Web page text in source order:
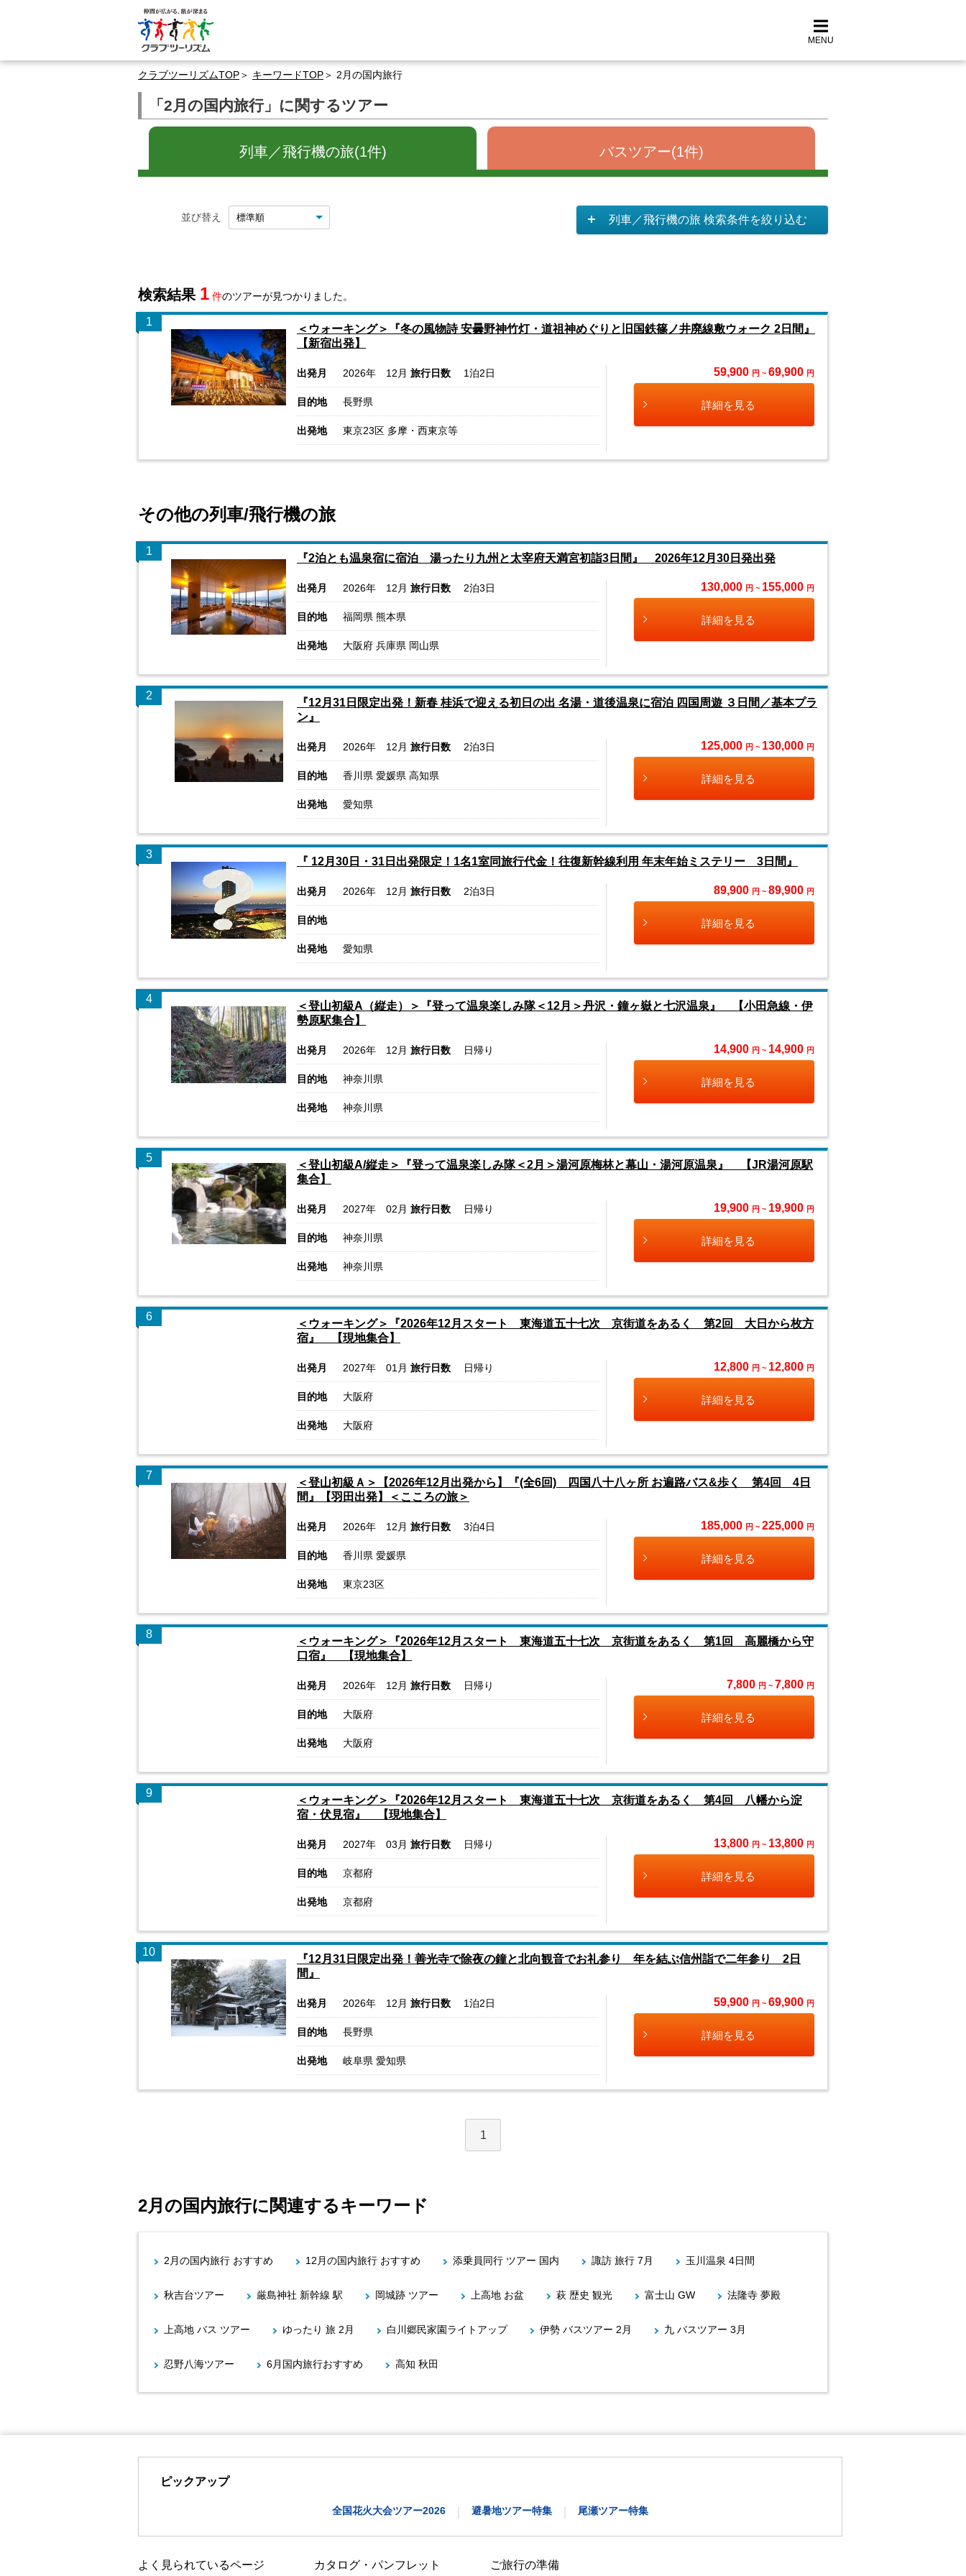
MENU
クラブツーリズムTOP キーワードTOP 2月の国内旅行
「2月の国内旅行」に関するツアー
列車／飛行機の旅(1件) バスツアー(1件)
並び替え 列車／飛行機の旅 検索条件を絞り込む
検索結果 1 件のツアーが見つかりました。
1
＜ウォーキング＞『冬の風物詩 安曇野神竹灯・道祖神めぐりと旧国鉄篠ノ井廃線敷ウォーク 2日間』
【新宿出発】
出発月 2026年 12月 旅行日数 1泊2日
目的地 長野県
出発地 東京23区 多摩・西東京等
59,900 円 ~ 69,900 円
詳細を見る
その他の列車/飛行機の旅
1
『2泊とも温泉宿に宿泊 湯ったり九州と太宰府天満宮初詣3日間』 2026年12月30日発出発
出発月 2026年 12月 旅行日数 2泊3日
目的地 福岡県 熊本県
出発地 大阪府 兵庫県 岡山県
130,000 円 ~ 155,000 円
詳細を見る
2
『12月31日限定出発！新春 桂浜で迎える初日の出 名湯・道後温泉に宿泊 四国周遊 ３日間／基本プラ
ン』
出発月 2026年 12月 旅行日数 2泊3日
目的地 香川県 愛媛県 高知県
出発地 愛知県
125,000 円 ~ 130,000 円
詳細を見る
3
『 12月30日・31日出発限定！1名1室同旅行代金！往復新幹線利用 年末年始ミステリー 3日間』
出発月 2026年 12月 旅行日数 2泊3日
目的地
出発地 愛知県
89,900 円 ~ 89,900 円
詳細を見る
4
＜登山初級A（縦走）＞『登って温泉楽しみ隊＜12月＞丹沢・鐘ヶ嶽と七沢温泉』 【小田急線・伊
勢原駅集合】
出発月 2026年 12月 旅行日数 日帰り
目的地 神奈川県
出発地 神奈川県
14,900 円 ~ 14,900 円
詳細を見る
5
＜登山初級A/縦走＞『登って温泉楽しみ隊＜2月＞湯河原梅林と幕山・湯河原温泉』 【JR湯河原駅
集合】
出発月 2027年 02月 旅行日数 日帰り
目的地 神奈川県
出発地 神奈川県
19,900 円 ~ 19,900 円
詳細を見る
6
＜ウォーキング＞『2026年12月スタート 東海道五十七次 京街道をあるく 第2回 大日から枚方
宿』 【現地集合】
出発月 2027年 01月 旅行日数 日帰り
目的地 大阪府
出発地 大阪府
12,800 円 ~ 12,800 円
詳細を見る
7
＜登山初級Ａ＞【2026年12月出発から】『(全6回) 四国八十八ヶ所 お遍路バス&歩く 第4回 4日
間』【羽田出発】＜こころの旅＞
出発月 2026年 12月 旅行日数 3泊4日
目的地 香川県 愛媛県
出発地 東京23区
185,000 円 ~ 225,000 円
詳細を見る
8
＜ウォーキング＞『2026年12月スタート 東海道五十七次 京街道をあるく 第1回 高麗橋から守
口宿』 【現地集合】
出発月 2026年 12月 旅行日数 日帰り
目的地 大阪府
出発地 大阪府
7,800 円 ~ 7,800 円
詳細を見る
9
＜ウォーキング＞『2026年12月スタート 東海道五十七次 京街道をあるく 第4回 八幡から淀
宿・伏見宿』 【現地集合】
出発月 2027年 03月 旅行日数 日帰り
目的地 京都府
出発地 京都府
13,800 円 ~ 13,800 円
詳細を見る
10
『12月31日限定出発！善光寺で除夜の鐘と北向観音でお礼参り 年を結ぶ信州詣で二年参り 2日
間』
出発月 2026年 12月 旅行日数 1泊2日
目的地 長野県
出発地 岐阜県 愛知県
59,900 円 ~ 69,900 円
詳細を見る
1
2月の国内旅行に関連するキーワード
2月の国内旅行 おすすめ 12月の国内旅行 おすすめ 添乗員同行 ツアー 国内 諏訪 旅行 7月 玉川温泉 4日間
秋吉台ツアー 厳島神社 新幹線 駅 岡城跡 ツアー 上高地 お盆 萩 歴史 観光 富士山 GW 法隆寺 夢殿
上高地 バス ツアー ゆったり 旅 2月 白川郷民家園ライトアップ 伊勢 バスツアー 2月 九 バスツアー 3月
忍野八海ツアー 6月国内旅行おすすめ 高知 秋田
ピックアップ
全国花火大会ツアー2026 避暑地ツアー特集 尾瀬ツアー特集
よく見られているページ カタログ・パンフレット ご旅行の準備